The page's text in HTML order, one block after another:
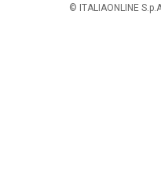
© ITALIAONLINE